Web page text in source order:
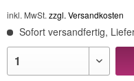
inkl. MwSt. zzgl. Versandkosten
Sofort versandfertig,